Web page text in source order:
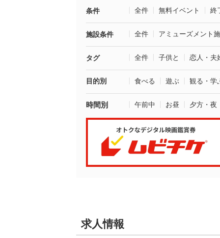
条件 全件 無料イベント 終
施設条件 全件 アミューズメント
タグ 全件 子供と 恋人・夫
目的別 食べる 遊ぶ 観る・学
時間別 午前中 お昼 夕方・夜
求人情報